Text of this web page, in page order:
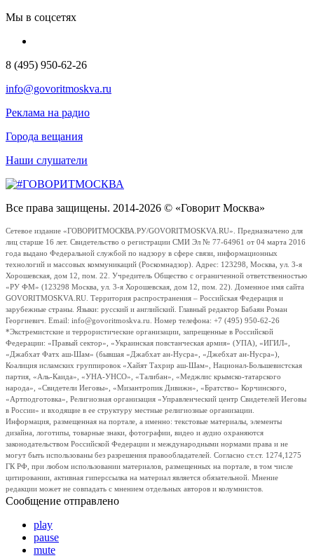
Мы в соцсетях
8 (495) 950-62-26
info@govoritmoskva.ru
Реклама на радио
Города вещания
Наши слушатели
Все права защищены. 2014-2026 © «Говорит Москва»
Сетевое издание «ГОВОРИТМОСКВА.РУ/GOVORITMOSKVA.RU». Предназначено для
лиц старше 16 лет. Свидетельство о регистрации СМИ Эл № 77-64961 от 04 марта 2016
года выдано Федеральной службой по надзору в сфере связи, информационных
технологий и массовых коммуникаций (Роскомнадзор). Адрес: 123298, Москва, ул. 3-я
Хорошевская, дом 12, пом. 22. Учредитель Общество с ограниченной ответственностью
«РУ ФМ» (123298 Москва, ул. 3-я Хорошевская, дом 12, пом. 22). Доменное имя сайта
GOVORITMOSKVA.RU. Территория распространения – Российская Федерация и
зарубежные страны. Языки: русский и английский. Главный редактор Бабаян Роман
Георгиевич. Email: info@govoritmoskva.ru. Номер телефона: +7 (495) 950-62-26
*Экстремистские и террористические организации, запрещенные в Российской
Федерации: «Правый сектор», «Украинская повстанческая армия» (УПА), «ИГИЛ»,
«Джабхат Фатх аш-Шам» (бывшая «Джабхат ан-Нусра», «Джебхат ан-Нусра»),
Коалиция исламских группировок «Хайят Тахрир аш-Шам», Национал-Большевистская
партия, «Аль-Каида», «УНА-УНСО», «Талибан», «Меджлис крымско-татарского
народа», «Свидетели Иеговы», «Мизантропик Дивижн», «Братство» Корчинского,
«Артподготовка», Религиозная организация «Управленческий центр Свидетелей Иеговы
в России» и входящие в ее структуру местные религиозные организации.
Информация, размещенная на портале, а именно: текстовые материалы, элементы
дизайна, логотипы, товарные знаки, фотографии, видео и аудио охраняются
законодательством Российской Федерации и международными нормами права и не
могут быть использованы без разрешения правообладателей. Согласно ст.ст. 1274,1275
ГК РФ, при любом использовании материалов, размещенных на портале, в том числе
цитировании, активная гиперссылка на материал является обязательной. Мнение
редакции может не совпадать с мнением отдельных авторов и колумнистов.
Сообщение отправлено
play
pause
mute